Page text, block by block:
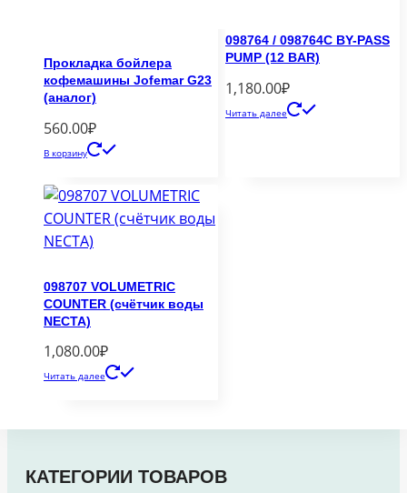
Прокладка бойлера
кофемашины Jofemar G23
(аналог)
560.00₽
В корзину
098764 / 098764C BY-PASS
PUMP (12 BAR)
1,180.00₽
Читать далее
098707 VOLUMETRIC
COUNTER (счётчик воды
NECTA)
1,080.00₽
Читать далее
КАТЕГОРИИ ТОВАРОВ